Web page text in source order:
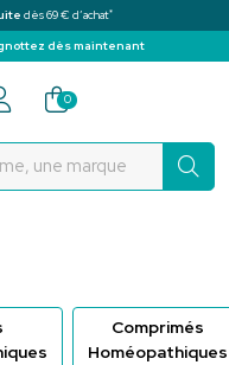
dès 69 € d’achat*
dès maintenant
des Rochettes Votre
0
Comprimés
Homéopathiques